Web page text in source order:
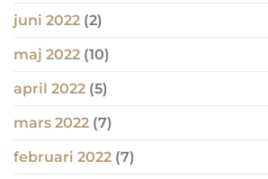
juni 2022 (2)
maj 2022 (10)
april 2022 (5)
mars 2022 (7)
februari 2022 (7)